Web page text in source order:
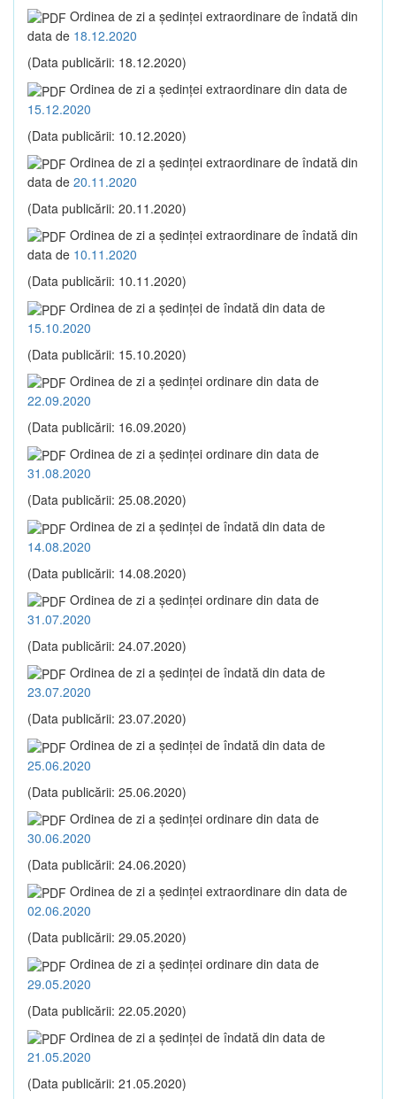
Ordinea de zi a şedinţei extraordinare de îndată din
data de 18.12.2020
(Data publicării: 18.12.2020)
Ordinea de zi a şedinţei extraordinare din data de
15.12.2020
(Data publicării: 10.12.2020)
Ordinea de zi a şedinţei extraordinare de îndată din
data de 20.11.2020
(Data publicării: 20.11.2020)
Ordinea de zi a şedinţei extraordinare de îndată din
data de 10.11.2020
(Data publicării: 10.11.2020)
Ordinea de zi a şedinţei de îndată din data de
15.10.2020
(Data publicării: 15.10.2020)
Ordinea de zi a şedinţei ordinare din data de
22.09.2020
(Data publicării: 16.09.2020)
Ordinea de zi a şedinţei ordinare din data de
31.08.2020
(Data publicării: 25.08.2020)
Ordinea de zi a şedinţei de îndată din data de
14.08.2020
(Data publicării: 14.08.2020)
Ordinea de zi a şedinţei ordinare din data de
31.07.2020
(Data publicării: 24.07.2020)
Ordinea de zi a şedinţei de îndată din data de
23.07.2020
(Data publicării: 23.07.2020)
Ordinea de zi a şedinţei de îndată din data de
25.06.2020
(Data publicării: 25.06.2020)
Ordinea de zi a şedinţei ordinare din data de
30.06.2020
(Data publicării: 24.06.2020)
Ordinea de zi a şedinţei extraordinare din data de
02.06.2020
(Data publicării: 29.05.2020)
Ordinea de zi a şedinţei ordinare din data de
29.05.2020
(Data publicării: 22.05.2020)
Ordinea de zi a şedinţei de îndată din data de
21.05.2020
(Data publicării: 21.05.2020)